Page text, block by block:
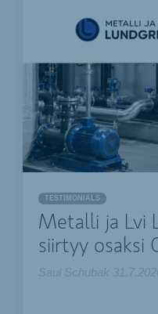
TESTIMONIALS
Metalli ja Lvi
siirtyy osaksi
Saul Schubak